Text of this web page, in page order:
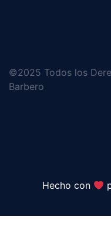
©2025 Todos los
Barbero
Hecho con